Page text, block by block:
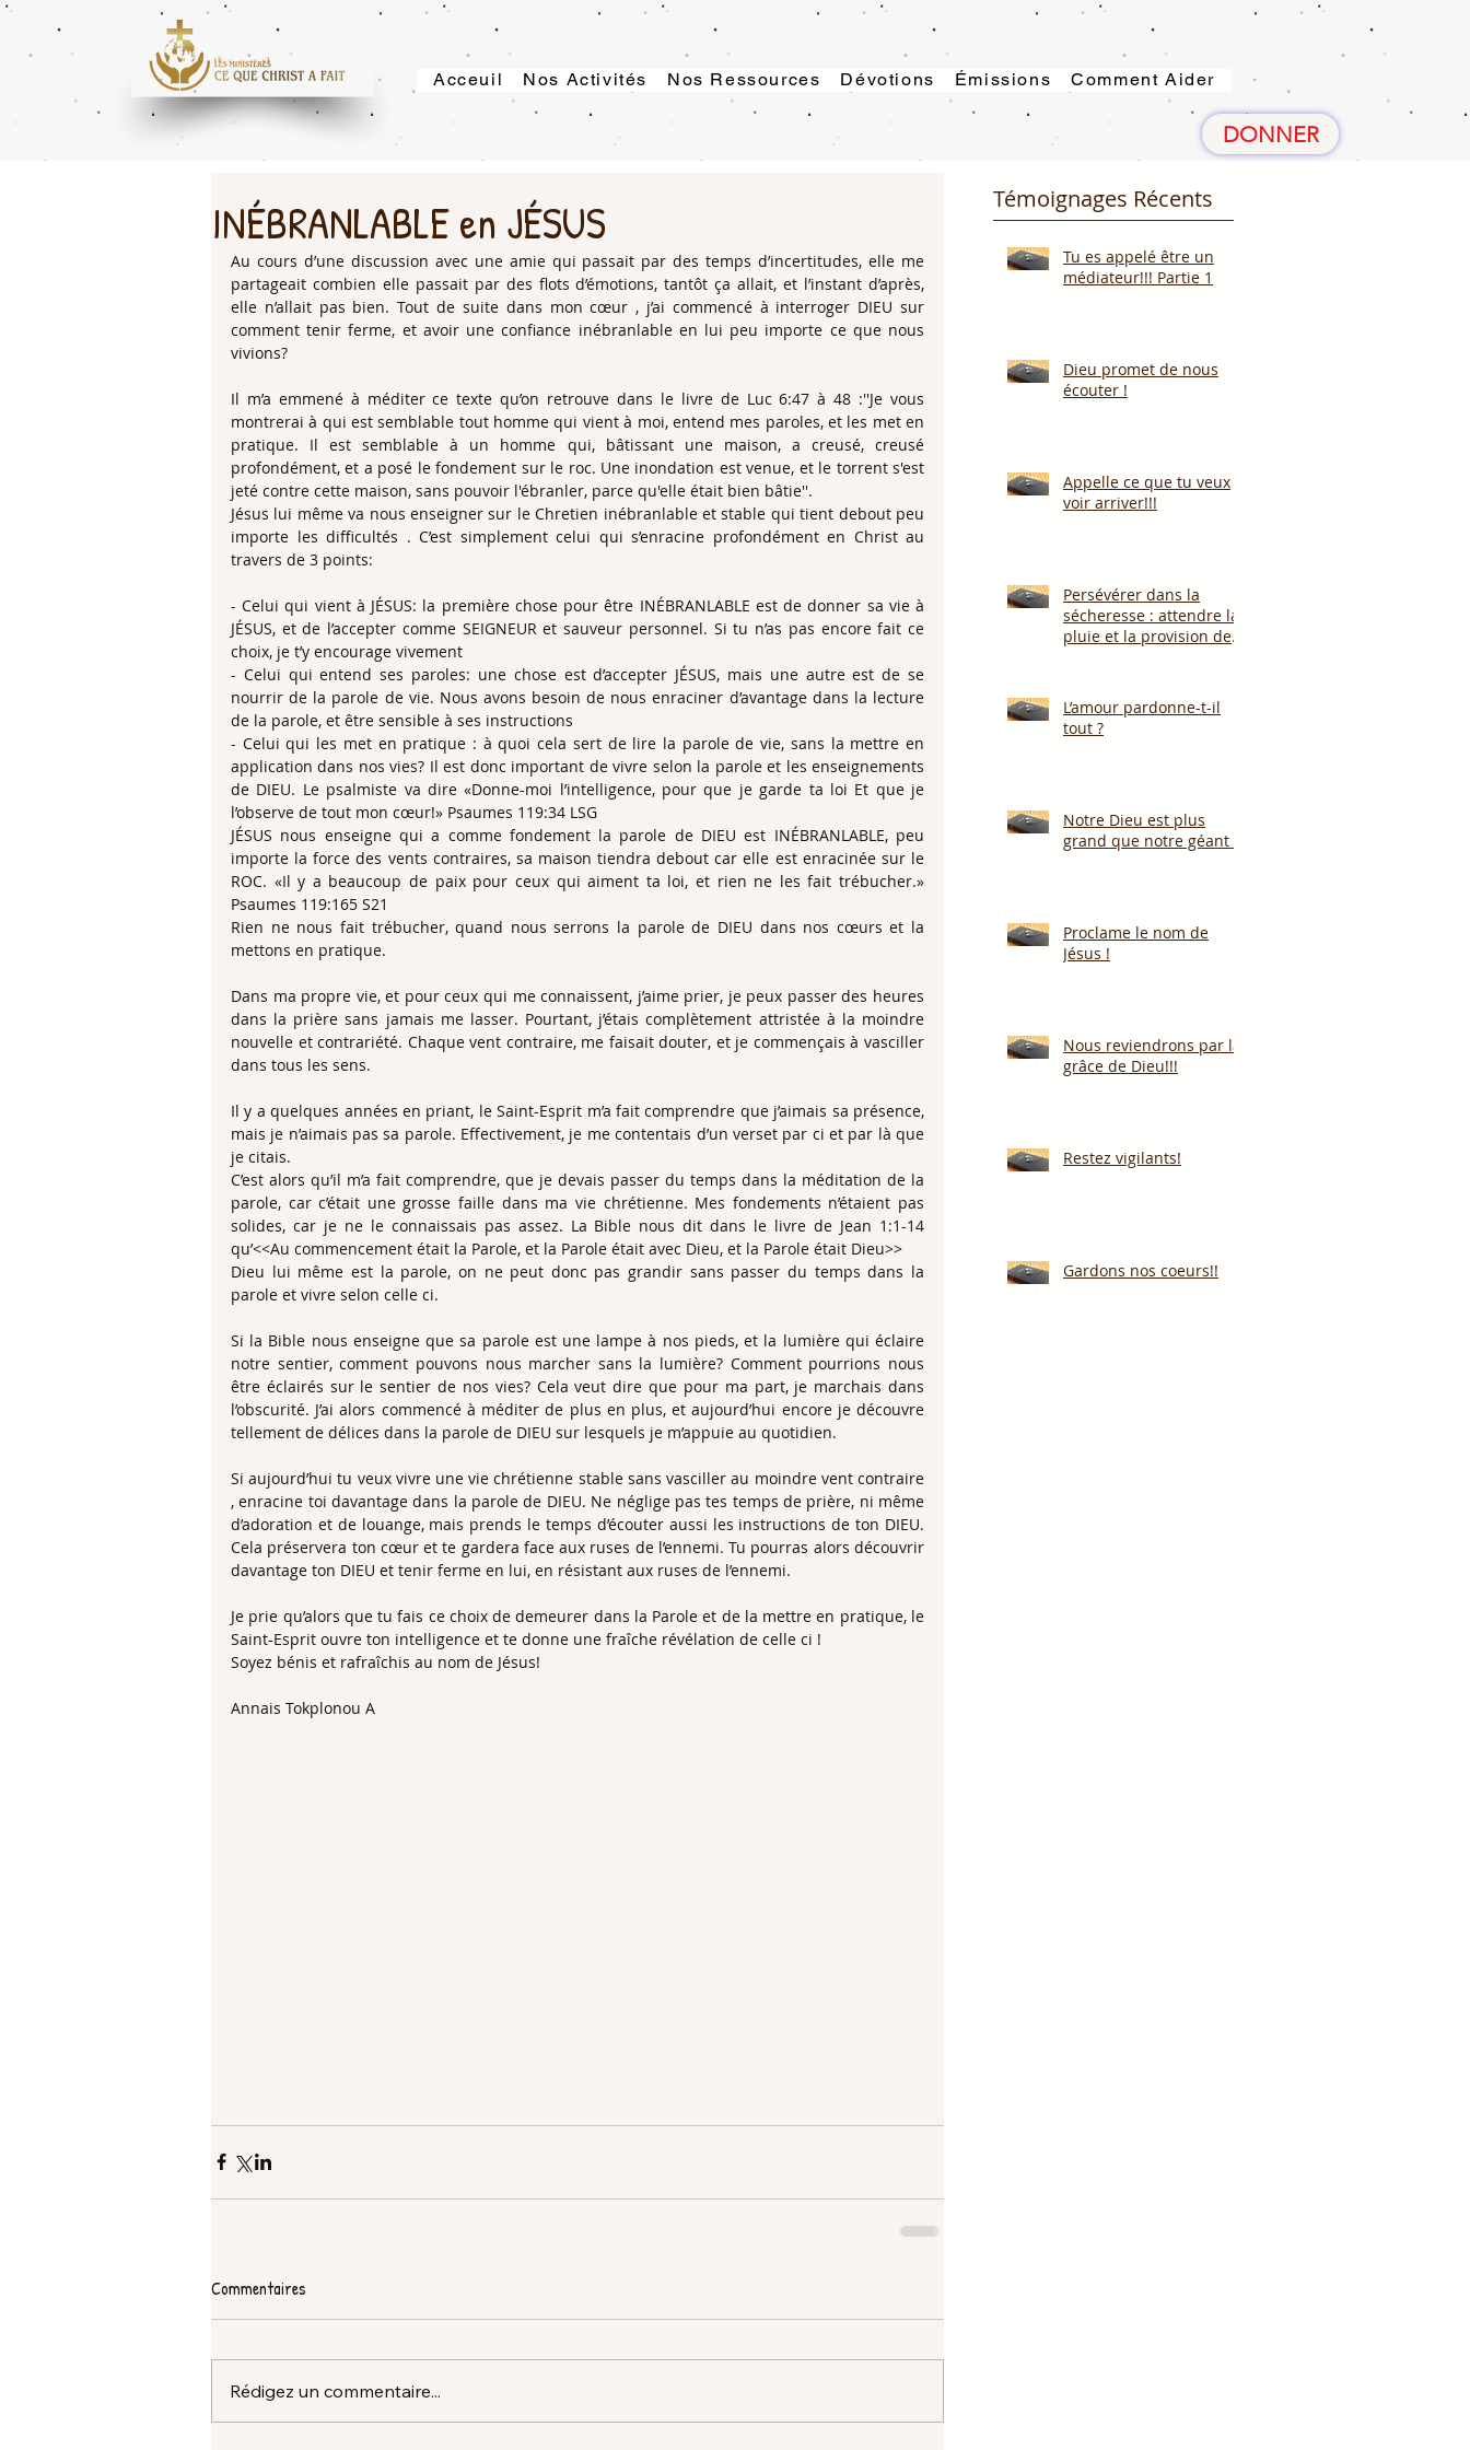
Acceuil Nos Activités Nos Ressources Dévotions Émissions Comment Aider
DONNER
INÉBRANLABLE en JÉSUS
Au cours d’une discussion avec une amie qui passait par des temps d’incertitudes, elle me
partageait combien elle passait par des flots d’émotions, tantôt ça allait, et l’instant d’après,
elle n’allait pas bien. Tout de suite dans mon cœur , j’ai commencé à interroger DIEU sur
comment tenir ferme, et avoir une confiance inébranlable en lui peu importe ce que nous
vivions?
Il m’a emmené à méditer ce texte qu’on retrouve dans le livre de Luc 6:47 à 48 :''Je vous
montrerai à qui est semblable tout homme qui vient à moi, entend mes paroles, et les met en
pratique. Il est semblable à un homme qui, bâtissant une maison, a creusé, creusé
profondément, et a posé le fondement sur le roc. Une inondation est venue, et le torrent s'est
jeté contre cette maison, sans pouvoir l'ébranler, parce qu'elle était bien bâtie''.
Jésus lui même va nous enseigner sur le Chretien inébranlable et stable qui tient debout peu
importe les difficultés . C’est simplement celui qui s’enracine profondément en Christ au
travers de 3 points:
- Celui qui vient à JÉSUS: la première chose pour être INÉBRANLABLE est de donner sa vie à
JÉSUS, et de l’accepter comme SEIGNEUR et sauveur personnel. Si tu n’as pas encore fait ce
choix, je t’y encourage vivement
- Celui qui entend ses paroles: une chose est d’accepter JÉSUS, mais une autre est de se
nourrir de la parole de vie. Nous avons besoin de nous enraciner d’avantage dans la lecture
de la parole, et être sensible à ses instructions
- Celui qui les met en pratique : à quoi cela sert de lire la parole de vie, sans la mettre en
application dans nos vies? Il est donc important de vivre selon la parole et les enseignements
de DIEU. Le psalmiste va dire «Donne-moi l’intelligence, pour que je garde ta loi Et que je
l’observe de tout mon cœur!» Psaumes‬ ‭119‬:‭34‬ ‭LSG‬‬
JÉSUS nous enseigne qui a comme fondement la parole de DIEU est INÉBRANLABLE, peu
importe la force des vents contraires, sa maison tiendra debout car elle est enracinée sur le
ROC. «Il y a beaucoup de paix pour ceux qui aiment ta loi, et rien ne les fait trébucher.»
Psaumes‬ ‭119‬:‭165‬ ‭S21‬‬
Rien ne nous fait trébucher, quand nous serrons la parole de DIEU dans nos cœurs et la
mettons en pratique.
Dans ma propre vie, et pour ceux qui me connaissent, j’aime prier, je peux passer des heures
dans la prière sans jamais me lasser. Pourtant, j’étais complètement attristée à la moindre
nouvelle et contrariété. Chaque vent contraire, me faisait douter, et je commençais à vasciller
dans tous les sens.
Il y a quelques années en priant, le Saint-Esprit m’a fait comprendre que j’aimais sa présence,
mais je n’aimais pas sa parole. Effectivement, je me contentais d’un verset par ci et par là que
je citais.
C’est alors qu’il m’a fait comprendre, que je devais passer du temps dans la méditation de la
parole, car c’était une grosse faille dans ma vie chrétienne. Mes fondements n’étaient pas
solides, car je ne le connaissais pas assez. La Bible nous dit dans le livre de Jean 1:1-14
qu’<<Au commencement était la Parole, et la Parole était avec Dieu, et la Parole était Dieu>>
Dieu lui même est la parole, on ne peut donc pas grandir sans passer du temps dans la
parole et vivre selon celle ci.
Si la Bible nous enseigne que sa parole est une lampe à nos pieds, et la lumière qui éclaire
notre sentier, comment pouvons nous marcher sans la lumière? Comment pourrions nous
être éclairés sur le sentier de nos vies? Cela veut dire que pour ma part, je marchais dans
l’obscurité. J’ai alors commencé à méditer de plus en plus, et aujourd’hui encore je découvre
tellement de délices dans la parole de DIEU sur lesquels je m’appuie au quotidien.
Si aujourd’hui tu veux vivre une vie chrétienne stable sans vasciller au moindre vent contraire
, enracine toi davantage dans la parole de DIEU. Ne néglige pas tes temps de prière, ni même
d’adoration et de louange, mais prends le temps d’écouter aussi les instructions de ton DIEU.
Cela préservera ton cœur et te gardera face aux ruses de l’ennemi. Tu pourras alors découvrir
davantage ton DIEU et tenir ferme en lui, en résistant aux ruses de l’ennemi.
Je prie qu’alors que tu fais ce choix de demeurer dans la Parole et de la mettre en pratique, le
Saint-Esprit ouvre ton intelligence et te donne une fraîche révélation de celle ci !
Soyez bénis et rafraîchis au nom de Jésus!
Annais Tokplonou A
Commentaires
Rédigez un commentaire...
Témoignages Récents
Tu es appelé être un
médiateur!!! Partie 1
Dieu promet de nous
écouter !
Appelle ce que tu veux
voir arriver!!!
Persévérer dans la
sécheresse : attendre la
pluie et la provision de
L’amour pardonne-t-il
tout ?
Notre Dieu est plus
grand que notre géant !
Proclame le nom de
Jésus !
Nous reviendrons par la
grâce de Dieu!!!
Restez vigilants!
Gardons nos coeurs!!